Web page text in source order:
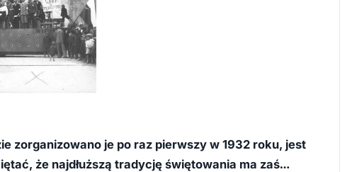
zorganizowano je po raz pierwszy w 1932 roku, jest
że najdłuższą tradycję świętowania ma zaś…